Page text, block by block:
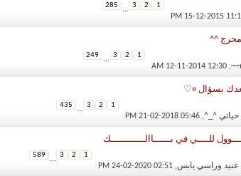
1
2
3
...
285
محرج ^^
‏, 12-11-2014 12:30 AM
1
2
3
...
249
بسؤال ¤♡
حياتي ^_^‏, 21-02-2018 05:46 PM
1
2
3
...
435
للــــي في بــــــاالــــــــــــك
وراسي يابس‏, 24-02-2020 02:51 PM
1
2
3
...
589